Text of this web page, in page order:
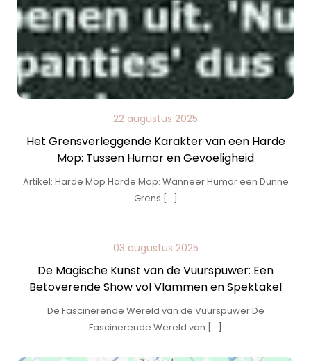
22 augustus 2025
Het Grensverleggende Karakter van een Harde
Mop: Tussen Humor en Gevoeligheid
Artikel: Harde Mop Harde Mop: Wanneer Humor een Dunne
Grens […]
03 augustus 2025
De Magische Kunst van de Vuurspuwer: Een
Betoverende Show vol Vlammen en Spektakel
De Fascinerende Wereld van de Vuurspuwer De
Fascinerende Wereld van […]